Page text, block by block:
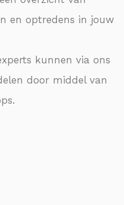
en optredens in jouw
kunnen via ons
door middel van